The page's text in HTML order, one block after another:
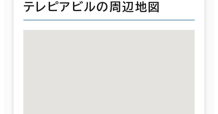
テレピアビルの周辺地図